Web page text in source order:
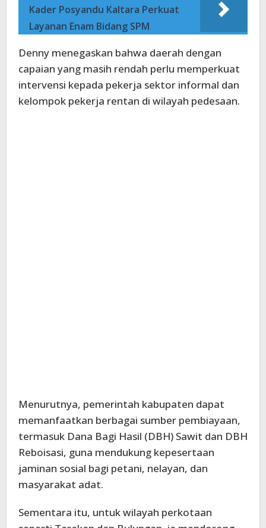
Kader Posyandu Kaltara Perkuat
Layanan Enam Bidang SPM
Denny menegaskan bahwa daerah dengan
capaian yang masih rendah perlu memperkuat
intervensi kepada pekerja sektor informal dan
kelompok pekerja rentan di wilayah pedesaan.
Menurutnya, pemerintah kabupaten dapat
memanfaatkan berbagai sumber pembiayaan,
termasuk Dana Bagi Hasil (DBH) Sawit dan DBH
Reboisasi, guna mendukung kepesertaan
jaminan sosial bagi petani, nelayan, dan
masyarakat adat.
Sementara itu, untuk wilayah perkotaan